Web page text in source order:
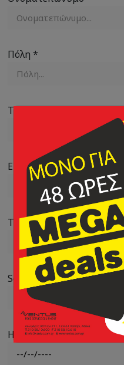
Πόλη *
Τηλέφωνο *
Email *
Τύπος συσκευής *
Serial number συσκευής *
Hμερομηνία αγοράς *